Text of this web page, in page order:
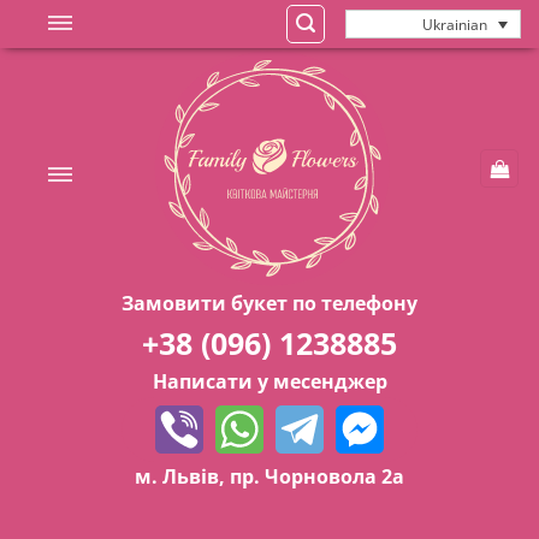
to
Ukrainian
Замовити букет по телефону
+38 (096) 1238885
Написати у месенджер
м. Львів, пр. Чорновола 2а